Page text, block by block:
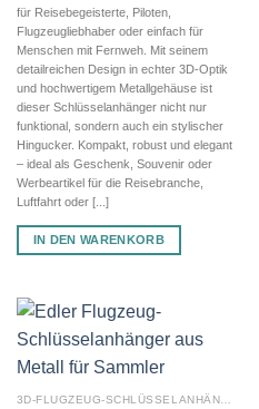
für Reisebegeisterte, Piloten,
Flugzeugliebhaber oder einfach für
Menschen mit Fernweh. Mit seinem
detailreichen Design in echter 3D-Optik
und hochwertigem Metallgehäuse ist
dieser Schlüsselanhänger nicht nur
funktional, sondern auch ein stylischer
Hingucker. Kompakt, robust und elegant
– ideal als Geschenk, Souvenir oder
Werbeartikel für die Reisebranche,
Luftfahrt oder [...]
IN DEN WARENKORB